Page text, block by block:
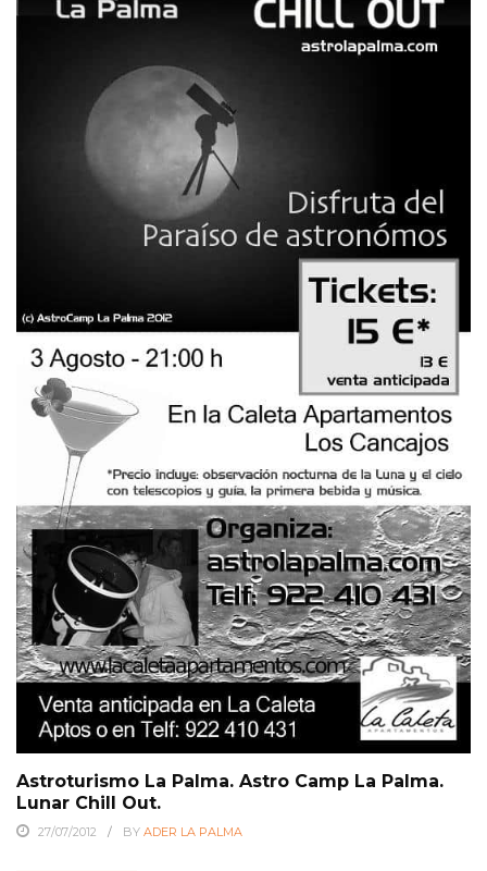
Astroturismo La Palma. Astro Camp La Palma.
Lunar Chill Out.
27/07/2012 BY ADER LA PALMA